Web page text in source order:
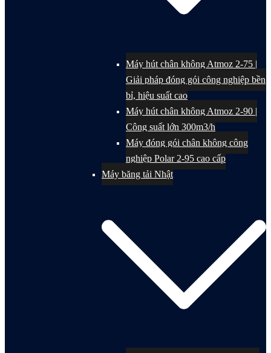
Máy hút chân không Atmoz 2-75 |
Giải pháp đóng gói công nghiệp bền
bỉ, hiệu suất cao
Máy hút chân không Atmoz 2-90 |
Công suất lớn 300m3/h
Máy đóng gói chân không công
nghiệp Polar 2-95 cao cấp
Máy băng tải Nhật